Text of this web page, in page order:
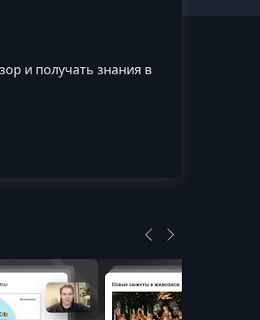
и получать знания в